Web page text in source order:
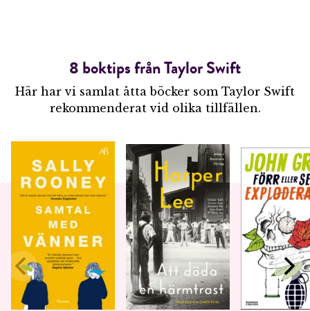
8 boktips från Taylor Swift
Här har vi samlat åtta böcker som Taylor Swift
rekommenderat vid olika tillfällen.